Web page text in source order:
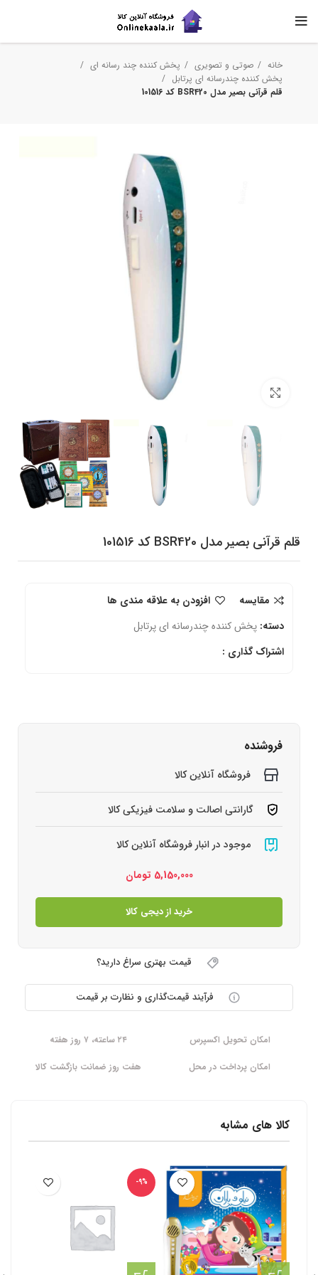
خانه صوتی و تصویری
پخش کننده چند رسانه ای
پخش کننده چندرسانه ای پرتابل
قلم قرآنی بصیر مدل BSR420 کد 101516
برای بزرگنمایی کلیک کنید
قلم قرآنی بصیر مدل BSR420 کد 101516
مقایسه
افزودن به علاقه مندی ها
دسته: پخش کننده چندرسانه ای پرتابل
اشتراک گذاری :
فروشنده
فروشگاه آنلاین کالا
گارانتی اصالت و سلامت فیزیکی کالا
موجود در انبار فروشگاه آنلاین کالا
5,150,000 تومان
خرید از دیجی کالا
قیمت بهتری سراغ دارید؟
فرآیند قیمت‌گذاری و نظارت بر قیمت
امکان تحویل اکسپرس
۲۴ ساعته، ۷ روز هفته
امکان پرداخت در محل
هفت روز ضمانت بازگشت کالا
کالا های مشابه
-9%